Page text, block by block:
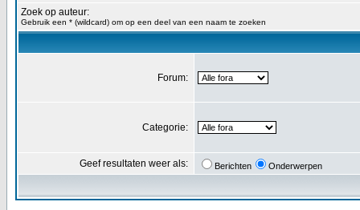
Zoek op auteur:
Gebruik een * (wildcard) om op een deel van een naam te zoeken
Forum:
Categorie:
Geef resultaten weer als: Berichten Onderwerpen